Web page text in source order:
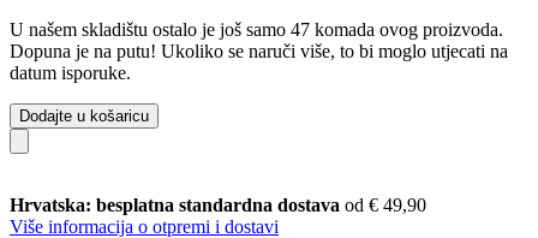
U našem skladištu ostalo je još samo 47 komada ovog proizvoda.
Dopuna je na putu! Ukoliko se naruči više, to bi moglo utjecati na
datum isporuke.
Dodajte u košaricu
Hrvatska: besplatna standardna dostava od € 49,90
Više informacija o otpremi i dostavi